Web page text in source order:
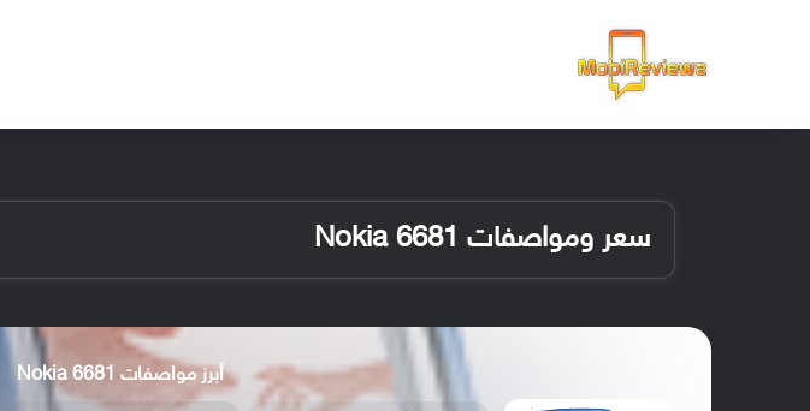
سعر ومواصفات Nokia 6681
أبرز مواصفات Nokia 6681